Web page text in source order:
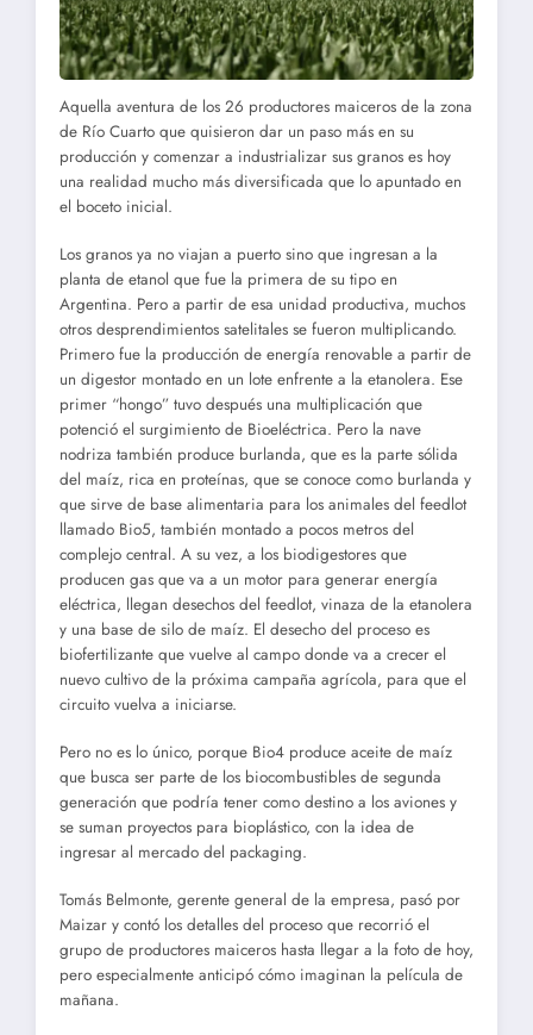
Aquella aventura de los 26 productores maiceros de la zona
de Río Cuarto que quisieron dar un paso más en su
producción y comenzar a industrializar sus granos es hoy
una realidad mucho más diversificada que lo apuntado en
el boceto inicial.
Los granos ya no viajan a puerto sino que ingresan a la
planta de etanol que fue la primera de su tipo en
Argentina. Pero a partir de esa unidad productiva, muchos
otros desprendimientos satelitales se fueron multiplicando.
Primero fue la producción de energía renovable a partir de
un digestor montado en un lote enfrente a la etanolera. Ese
primer “hongo” tuvo después una multiplicación que
potenció el surgimiento de Bioeléctrica. Pero la nave
nodriza también produce burlanda, que es la parte sólida
del maíz, rica en proteínas, que se conoce como burlanda y
que sirve de base alimentaria para los animales del feedlot
llamado Bio5, también montado a pocos metros del
complejo central. A su vez, a los biodigestores que
producen gas que va a un motor para generar energía
eléctrica, llegan desechos del feedlot, vinaza de la etanolera
y una base de silo de maíz. El desecho del proceso es
biofertilizante que vuelve al campo donde va a crecer el
nuevo cultivo de la próxima campaña agrícola, para que el
circuito vuelva a iniciarse.
Pero no es lo único, porque Bio4 produce aceite de maíz
que busca ser parte de los biocombustibles de segunda
generación que podría tener como destino a los aviones y
se suman proyectos para bioplástico, con la idea de
ingresar al mercado del packaging.
Tomás Belmonte, gerente general de la empresa, pasó por
Maizar y contó los detalles del proceso que recorrió el
grupo de productores maiceros hasta llegar a la foto de hoy,
pero especialmente anticipó cómo imaginan la película de
mañana.